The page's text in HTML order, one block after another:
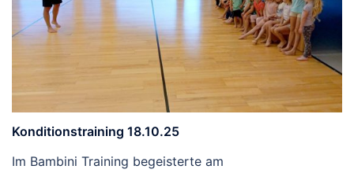
Konditionstraining 18.10.25
Im Bambini Training begeisterte am